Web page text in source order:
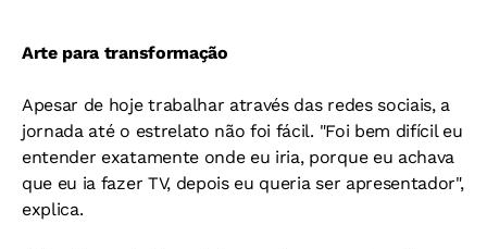
Arte para transformação
Apesar de hoje trabalhar através das redes sociais, a
jornada até o estrelato não foi fácil. "Foi bem difícil eu
entender exatamente onde eu iria, porque eu achava
que eu ia fazer TV, depois eu queria ser apresentador",
explica.